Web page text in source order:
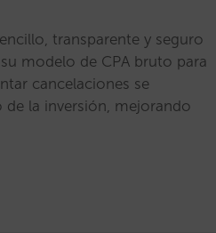
transparente y seguro
modelo de CPA bruto para
cancelaciones se
de la inversión, mejorando